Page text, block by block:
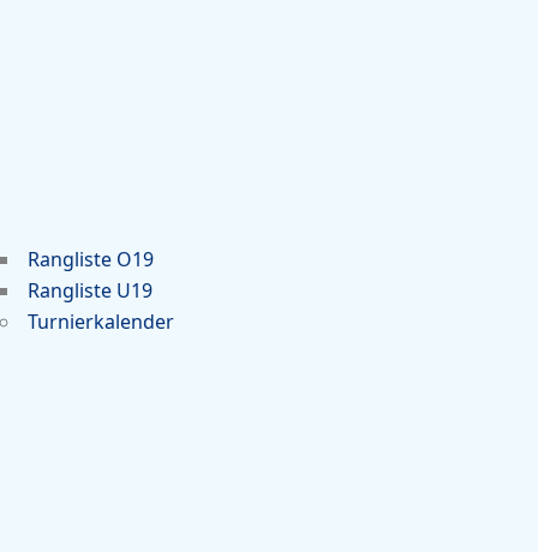
Rangliste O19
Rangliste U19
Turnierkalender